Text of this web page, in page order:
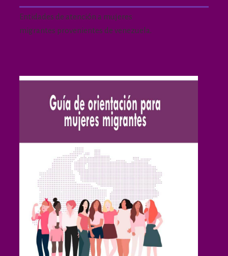
Entidades de atención a mujeres
migrantes provenientes de venezuela.